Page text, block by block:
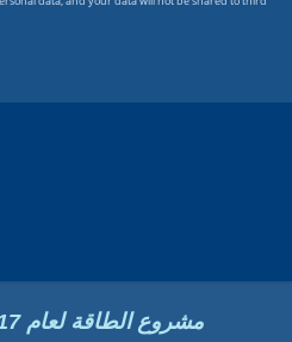
مشروع الطاقة لعام 2017 (مكتب الطاقة، وزارة الشؤون الاقتصادية)